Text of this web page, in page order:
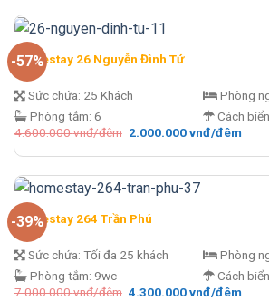
đêm.
-57%
Homestay 26 Nguyễn Đình Tứ
Sức chứa: 25 Khách
Phòng tắm: 6
Phòng
Cách
4.600.000vnđ/đêm Giá
là:
đêm.
2.000.000vnđ/đêmGiá
tại
-39%
Homestay 264 Trần Phú
Sức chứa: Tối đa 25 khách
Phòng tắm: 9wc
Phòng
Cách
7.000.000vnđ/đêm Giá
4.300.000vnđ/đêmGiá